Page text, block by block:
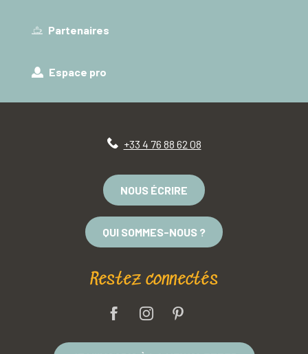
Partenaires
Espace pro
+33 4 76 88 62 08
NOUS ÉCRIRE
QUI SOMMES-NOUS ?
Restez connectés